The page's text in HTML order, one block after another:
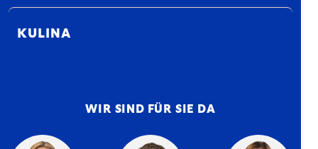
KULINA
WIR SIND FÜR SIE DA